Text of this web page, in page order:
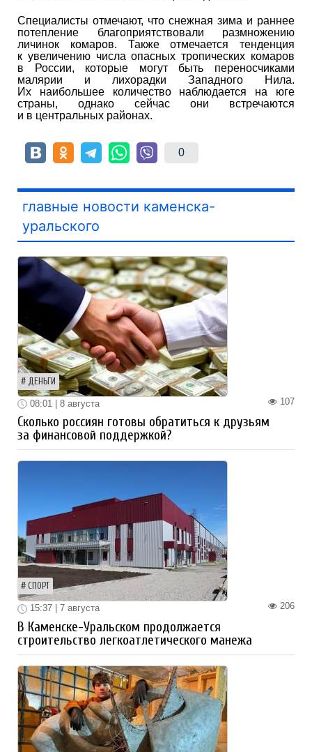
Специалисты отмечают, что снежная зима и раннее
потепление благоприятствовали размножению
личинок комаров. Также отмечается тенденция
к увеличению числа опасных тропических комаров
в России, которые могут быть переносчиками
малярии и лихорадки Западного Нила.
Их наибольшее количество наблюдается на юге
страны, однако сейчас они встречаются
и в центральных районах.
0
главные новости каменска-
уральского
ДЕНЬГИ
107
08:01 | 8 августа
Сколько россиян готовы обратиться к друзьям
за финансовой поддержкой?
СПОРТ
206
15:37 | 7 августа
В Каменске-Уральском продолжается
строительство легкоатлетического манежа